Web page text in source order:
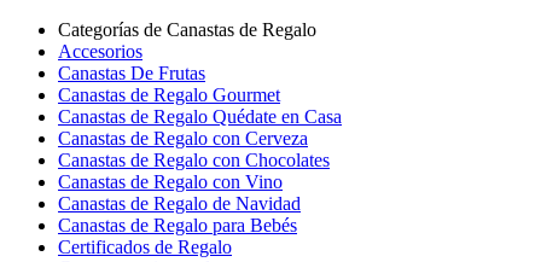
Categorías de Canastas de Regalo
Accesorios
Canastas De Frutas
Canastas de Regalo Gourmet
Canastas de Regalo Quédate en Casa
Canastas de Regalo con Cerveza
Canastas de Regalo con Chocolates
Canastas de Regalo con Vino
Canastas de Regalo de Navidad
Canastas de Regalo para Bebés
Certificados de Regalo